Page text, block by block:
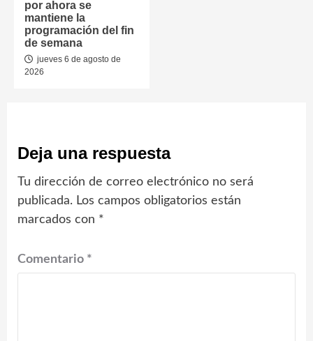
por ahora se
mantiene la
programación del fin
de semana
jueves 6 de agosto de
2026
Deja una respuesta
Tu dirección de correo electrónico no será
publicada. Los campos obligatorios están
marcados con *
Comentario *